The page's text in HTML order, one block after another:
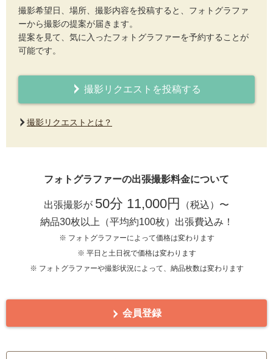
撮影希望日、場所、撮影内容を投稿すると、フォトグラファ
ーから撮影の提案が届きます。
提案を見て、気に入ったフォトグラファーを予約することが
可能です。
撮影リクエストを投稿する
撮影リクエストとは？
フォトグラファーの出張撮影料金について
出張撮影が 50分 11,000円
（税込）〜
納品30枚以上（平均約100枚）出張費込み！
※ フォトグラファーによって価格は変わります
※ 平日と土日祝で価格は変わります
※ フォトグラファーや撮影状況によって、納品枚数は変わります
会員登録